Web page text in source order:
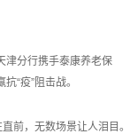
津分行携手泰康养老保
“疫”阻击战。
前，无数场景让人泪目。